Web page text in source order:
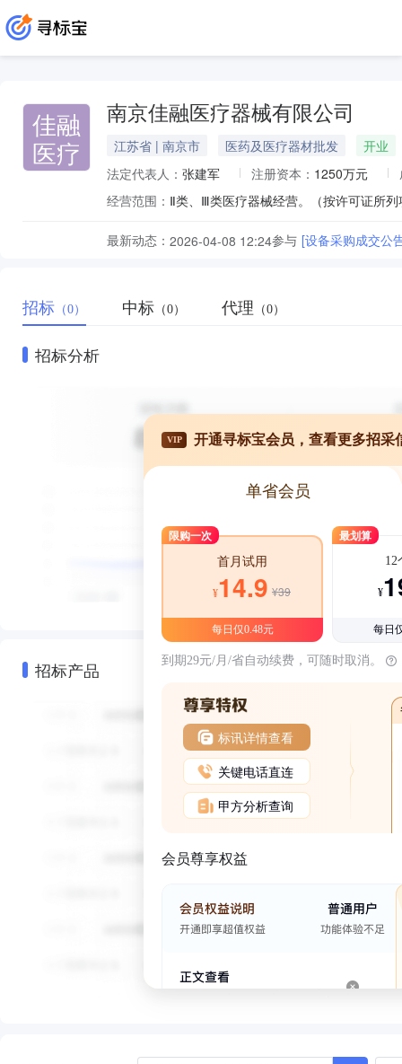
佳融
医疗
南京佳融医疗器械有限公司
江苏省 | 南京市 医药及医疗器材批发
开业
法定代表人： 张建军 注册资本： 1250万元
经营范围：
最新动态： 2026-04-08 12:24参与 [设备采购成交公
招标 （0） 中标 （0） 代理 （0）
招标分析
招标产品
VIP 开通寻标宝会员，查看更多招采
单省会员
限购一次
首月试用
¥14.9 ¥39
每日仅0.48元
最划算
12
¥
每日
到期29元/月/省自动续费，可随时取消。
标讯详情查看
关键电话直连
甲方分析查询
会员尊享权益